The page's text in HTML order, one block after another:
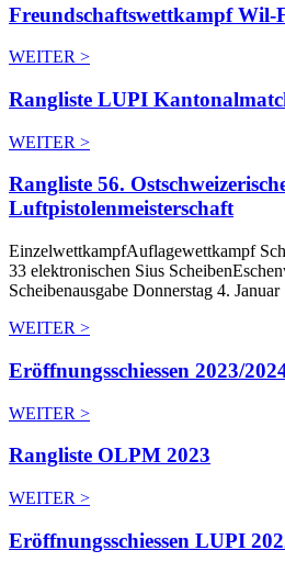
Freundschaftswettkampf Wil-
WEITER >
Rangliste LUPI
WEITER >
Rangliste 56.
Luftpistolenmeisterschaft
EinzelwettkampfAuflagewettkampf
33 elektronischen Sius
Scheibenausgabe Donnerstag 4. Januar
WEITER >
Eröffnungsschiessen 2023/
WEITER >
Rangliste OLPM 2023
WEITER >
Eröffnungsschiessen LUPI